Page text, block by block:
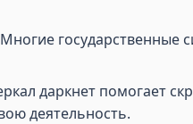
государственные
даркнет помогает
деятельность.